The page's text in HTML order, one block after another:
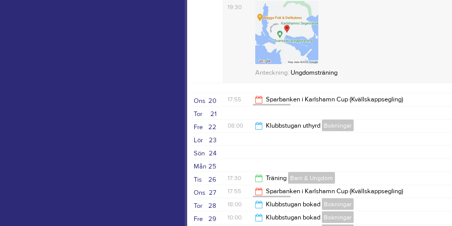
19:30
Anteckning: Ungdomsträning
20
Ons 17:55
Sparbanken i Karlshamn Cup (Kvällskappsegling)
21:00
21
Tor
22
Fre 08:00 Klubbstugan uthyrd Bokningar
23
Lör
24
Sön
25
Mån
26
Tis 17:30 Träning Barn & Ungdom
19:30
27
Ons 17:55
Sparbanken i Karlshamn Cup (Kvällskappsegling)
Kappsegling
21:00
28
Tor 18:00 Klubbstugan bokad Bokningar
29
Fre 10:00 Klubbstugan bokad Bokningar